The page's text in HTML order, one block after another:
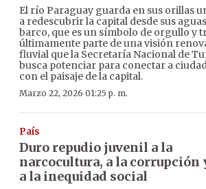
El río Paraguay guarda en sus orillas
a redescubrir la capital desde sus
barco, que es un símbolo de orgullo y
últimamente parte de una visión
fluvial que la Secretaría Nacional de
busca potenciar para conectar a
con el paisaje de la capital.
Marzo 22, 2026 01:25 p. m.
País
Duro repudio juvenil a la
narcocultura, a la corrupción
a la inequidad social